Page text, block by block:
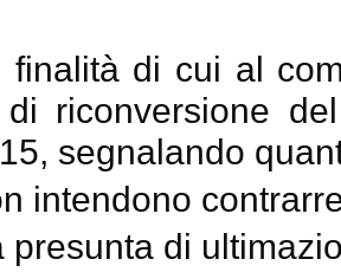
finalità di cui al
di riconversione
segnalando
intendono
presunta di